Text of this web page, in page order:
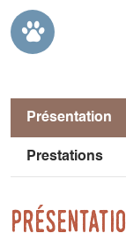
Présentation
Prestations